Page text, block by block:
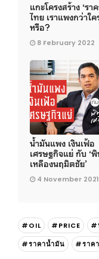
แกะโครงสร้าง ‘รา
ไทย เราแพงกว่าใค
หรือ?
8 February 2022
น้ำมันแพง เงินเฟ้อ
เศรษฐกิจแย่ กับ ‘
เหลืองนฤมิตชัย’
4 November 2021
#OIL #PRICE #
#ราคาน้ำมัน
#ราค